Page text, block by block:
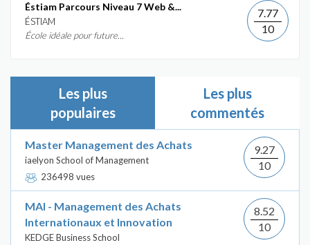
Éstiam Parcours Niveau 7 Web &...
ÉSTIAM
École idéale pour future...
7.77
10
Les plus
populaires
Les plus
commentés
Master Management des Achats
iaelyon School of Management
236498 vues
9.27
10
MAI - Management des Achats
Internationaux et Innovation
KEDGE Business School
8.52
10